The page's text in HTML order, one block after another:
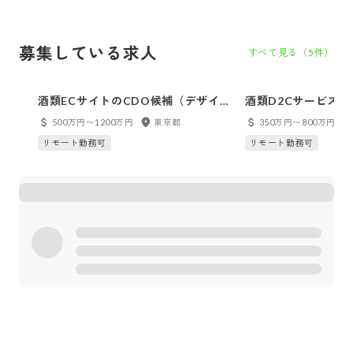
募集している求人 すべて見る（5件）
酒類ECサイトのCDO候補（デザイン
責任者）
500万円〜1200万円
東京都
リモート勤務可
酒類D2Cサービス
ティング
350万円〜800万円
リモート勤務可